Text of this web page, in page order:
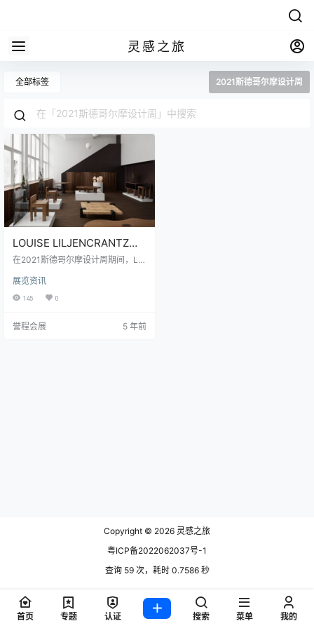
灵感之旅
全部标签 2021斯德哥尔摩设计周
LOUISE LILJENCRANTZ推
出VEERMAKERS设计品牌
在2021斯德哥尔摩设计周期间，Lilj
akers展示了他们最新的合作项目Ve
ermakers, Veermakers是一个设计
妥协。 Veermakers的第一个系列在
展览资讯
145 0
誉程会展 5 年前
Copyright © 2026 灵感之旅
粤ICP备2022062037号-1
查询 59 次，耗时 0.7586 秒
首页 专题 认证 搜索 菜单 我的